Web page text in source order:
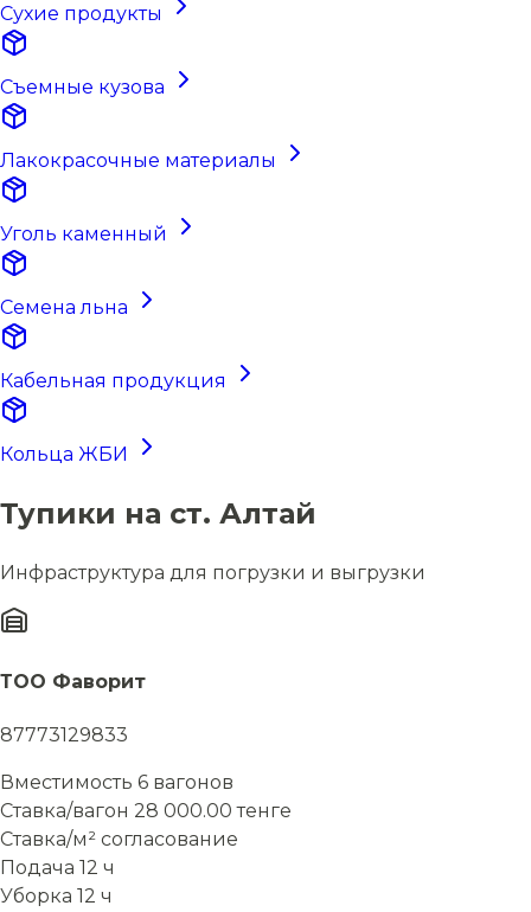
Сухие продукты
Съемные кузова
Лакокрасочные материалы
Уголь каменный
Семена льна
Кабельная продукция
Кольца ЖБИ
Тупики на ст. Алтай
Инфраструктура для погрузки и выгрузки
ТОО Фаворит
87773129833
Вместимость 6 вагонов
Ставка/вагон 28 000.00 тенге
Ставка/м² согласование
Подача 12 ч
Уборка 12 ч